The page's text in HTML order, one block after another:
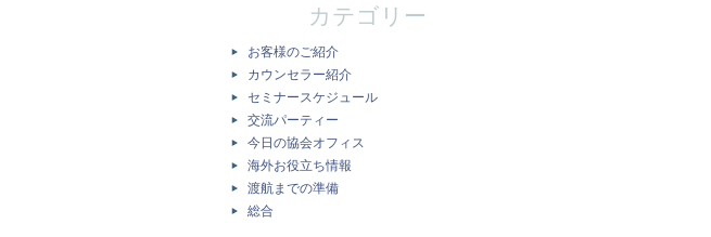
カテゴリー
お客様のご紹介
カウンセラー紹介
セミナースケジュール
交流パーティー
今日の協会オフィス
海外お役立ち情報
渡航までの準備
総合